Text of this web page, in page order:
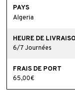
Algeria
6/7 Journées
65,00€